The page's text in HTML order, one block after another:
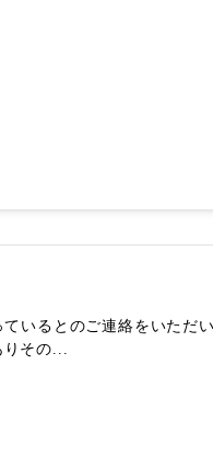
いるとのご連絡をいた
りその...